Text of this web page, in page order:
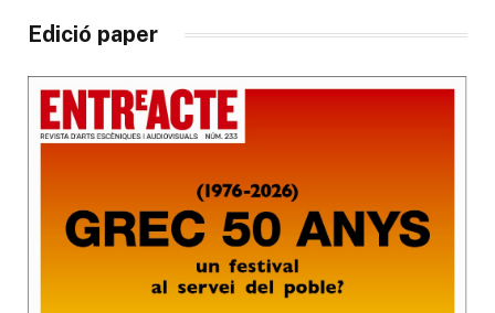
Edició paper